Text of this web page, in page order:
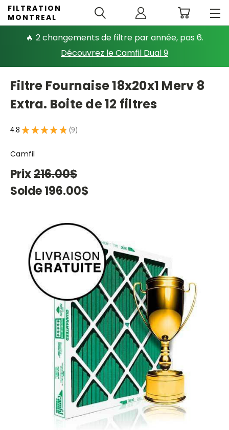
🔥 2 changements de filtre par année, pas 6.
Découvrez le Camfil Dual 9
FILTRATION
MONTREAL
Filtre Fournaise 18x20x1 Merv 8
Extra. Boite de 12 filtres
4.8★ ★ ★ ★ ★ 9
9
Camfil
Prix216.00$
Solde196.00$